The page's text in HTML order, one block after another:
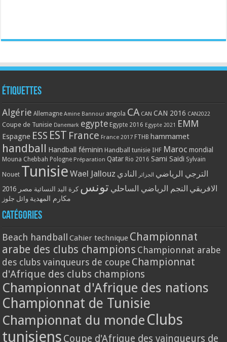
Étiquettes
Algérie Allemagne Amine Bannour angola CA CAN CAN 2016 CAN2022
Coupe de Tunisie Danemark egypte Egypte 2016 Egypte 2021 EMM
Espagne ESS EST France France 2017 FTHB hammamet
handball Handball féminin Handball tunisie IHF Maroc mondial
Mouna Chebbah Pologne Préparation Qatar Rio 2016 Sami Saidi Sylvain
Nouet Tunisie Wael Jallouz الترجي الرياضي الجزائر النادي
الافريقي النجم الرياضي الساحلي تونس كرة اليد النسائية مصر 2016
مكارم المهدية وائل جلوز
Catégories
Beach handball Cahier technique Championnat
arabe des clubs champions Championnat arabe
des clubs vainqueurs de coupe Championnat
d'Afrique des clubs champions
Championnat d'Afrique des nations
Championnat de Tunisie
Championnat du monde Clubs
tunisiens Coupe d'Afrique des vainqueurs de